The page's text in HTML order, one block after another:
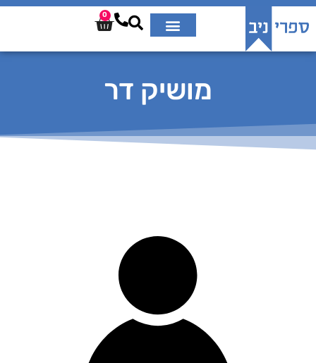
0
מושיק דר